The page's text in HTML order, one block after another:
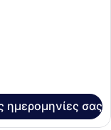
ημερομηνίες σας